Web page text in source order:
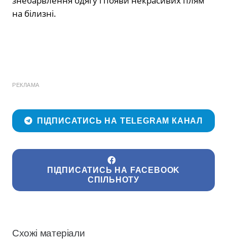
на білизні.
РЕКЛАМА
ПІДПИСАТИСЬ НА TELEGRAM КАНАЛ
ПІДПИСАТИСЬ НА FACEBOOK
СПІЛЬНОТУ
Схожі матеріали